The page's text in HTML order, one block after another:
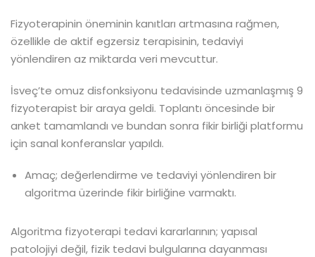
Fizyoterapinin öneminin kanıtları artmasına rağmen,
özellikle de aktif egzersiz terapisinin, tedaviyi
yönlendiren az miktarda veri mevcuttur.
İsveç’te omuz disfonksiyonu tedavisinde uzmanlaşmış 9
fizyoterapist bir araya geldi. Toplantı öncesinde bir
anket tamamlandı ve bundan sonra fikir birliği platformu
için sanal konferanslar yapıldı.
Amaç; değerlendirme ve tedaviyi yönlendiren bir
algoritma üzerinde fikir birliğine varmaktı.
Algoritma fizyoterapi tedavi kararlarının; yapısal
patolojiyi değil, fizik tedavi bulgularına dayanması